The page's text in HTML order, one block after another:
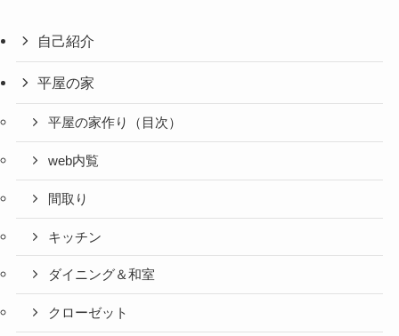
自己紹介
平屋の家
平屋の家作り（目次）
web内覧
間取り
キッチン
ダイニング＆和室
クローゼット